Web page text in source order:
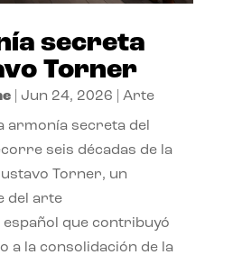
secreta
Torner
| Jun 24, 2026 Arte
armonía secreta del
seis décadas de la
Torner, un
del arte
que contribuyó
a la consolidación de la